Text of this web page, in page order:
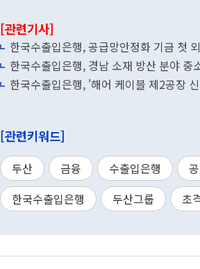
[관련기사]
한국수출입은행, 공급망안정화 기금 첫
한국수출입은행, 경남 소재 방산 분야 중
한국수출입은행, '해어 케이블 제2공장
[관련키워드]
두산 금융 수출입은행
한국수출입은행
두산그룹 초